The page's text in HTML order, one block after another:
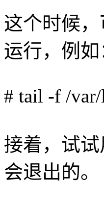
这个时候
运行，例如
# tail -f /var/
接着，试
会退出的。